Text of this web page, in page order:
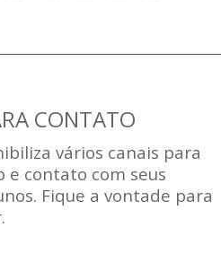
CONTATO
vários canais para
contato com seus
Fique a vontade para